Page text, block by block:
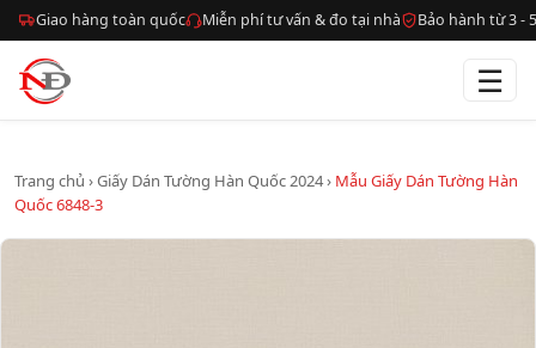
Giao hàng toàn quốc Miễn phí tư vấn & đo tại nhà Bảo hành từ 3 -
☰
Trang chủ ›Giấy Dán Tường Hàn Quốc 2024› Mẫu Giấy Dán Tường Hàn
Quốc 6848-3